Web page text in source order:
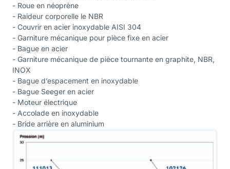
- Roue en néoprène
- Raideur corporelle le NBR
- Couvrir en acier inoxydable AISI 304
- Garniture mécanique pour pièce fixe en acier
- Bague en acier
- Garniture mécanique de pièce tournante en graphite, NBR,
INOX
- Bague d’espacement en inoxydable
- Bague Seeger en acier
- Moteur électrique
- Accolade en inoxydable
- Bride arrière en aluminium